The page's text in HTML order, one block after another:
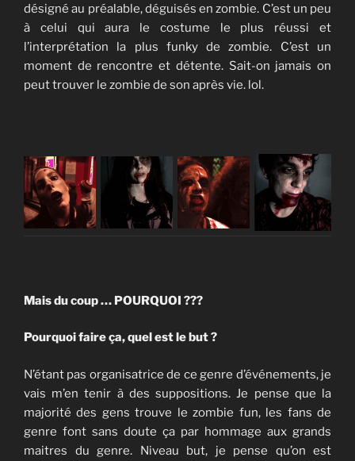
désigné au préalable, déguisés en zombie. C’est un peu
à celui qui aura le costume le plus réussi et
l’interprétation la plus funky de zombie. C’est un
moment de rencontre et détente. Sait-on jamais on
peut trouver le zombie de son après vie. lol.
Mais du coup … POURQUOI ???
Pourquoi faire ça, quel est le but ?
N’étant pas organisatrice de ce genre d’événements, je
vais m’en tenir à des suppositions. Je pense que la
majorité des gens trouve le zombie fun, les fans de
genre font sans doute ça par hommage aux grands
maitres du genre. Niveau but, je pense qu’on est